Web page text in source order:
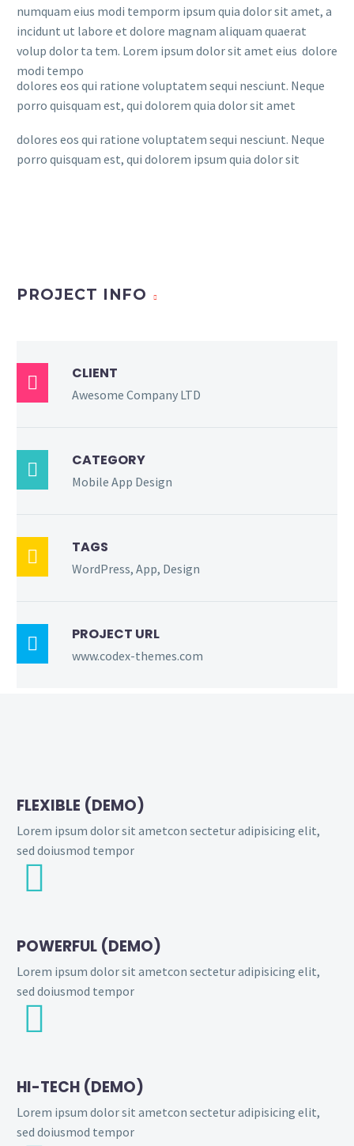
numquam eius modi temporm ipsum quia dolor sit amet, a
incidunt ut labore et dolore magnam aliquam quaerat
volup dolor ta tem. Lorem ipsum dolor sit amet eius dolore
modi tempo
dolores eos qui ratione voluptatem sequi nesciunt. Neque
porro quisquam est, qui dolorem quia dolor sit amet
dolores eos qui ratione voluptatem sequi nesciunt. Neque
porro quisquam est, qui dolorem ipsum quia dolor sit
PROJECT INFO
 CLIENT
Awesome Company LTD
 CATEGORY
Mobile App Design
 TAGS
WordPress, App, Design
 PROJECT URL
www.codex-themes.com
FLEXIBLE (DEMO)
Lorem ipsum dolor sit ametcon sectetur adipisicing elit,
sed doiusmod tempor


POWERFUL (DEMO)
Lorem ipsum dolor sit ametcon sectetur adipisicing elit,
sed doiusmod tempor


HI-TECH (DEMO)
Lorem ipsum dolor sit ametcon sectetur adipisicing elit,
sed doiusmod tempor